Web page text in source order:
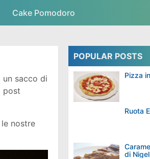
Cake Pomodoro
un sacco di
post
nostre
POPULAR POSTS
Pizza
Ruota
di